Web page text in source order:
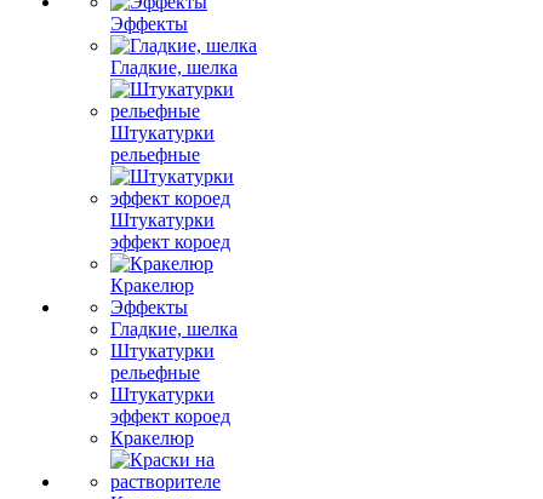
Эффекты
Гладкие, шелка
Штукатурки
рельефные
Штукатурки
эффект короед
Кракелюр
Эффекты
Гладкие, шелка
Штукатурки
рельефные
Штукатурки
эффект короед
Кракелюр